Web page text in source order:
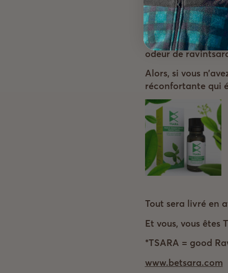
Mais nous
nous comptons
odeur de
Alors, si vous
réconfortante qui
Tout sera livré en
Et vous, vous êtes
*TSARA = good
www.betsara.com